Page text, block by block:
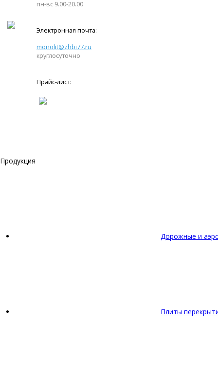
пн-вс 9.00-20.00
Электронная почта:
monolit@zhbi77.ru
круглосуточно
Прайс-лист:
Продукция
Дорожные и
Плиты